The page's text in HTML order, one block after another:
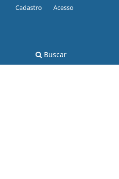
Buscar
Cadastro Acesso